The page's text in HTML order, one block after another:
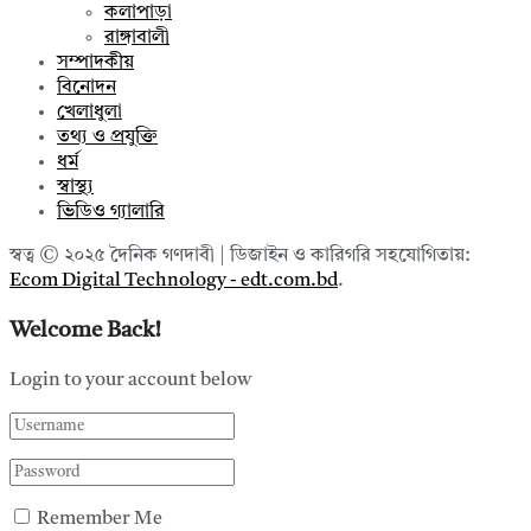
কলাপাড়া
রাঙ্গাবালী
সম্পাদকীয়
বিনোদন
খেলাধুলা
তথ্য ও প্রযুক্তি
ধর্ম
স্বাস্থ্য
ভিডিও গ্যালারি
স্বত্ব © ২০২৫ দৈনিক গণদাবী | ডিজাইন ও কারিগরি সহযোগিতায়:
Ecom Digital Technology - edt.com.bd.
Welcome Back!
Login to your account below
Remember Me